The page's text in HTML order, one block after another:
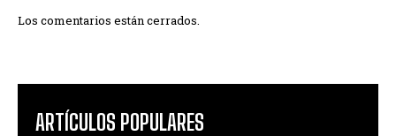
Los comentarios están cerrados.
ARTÍCULOS POPULARES